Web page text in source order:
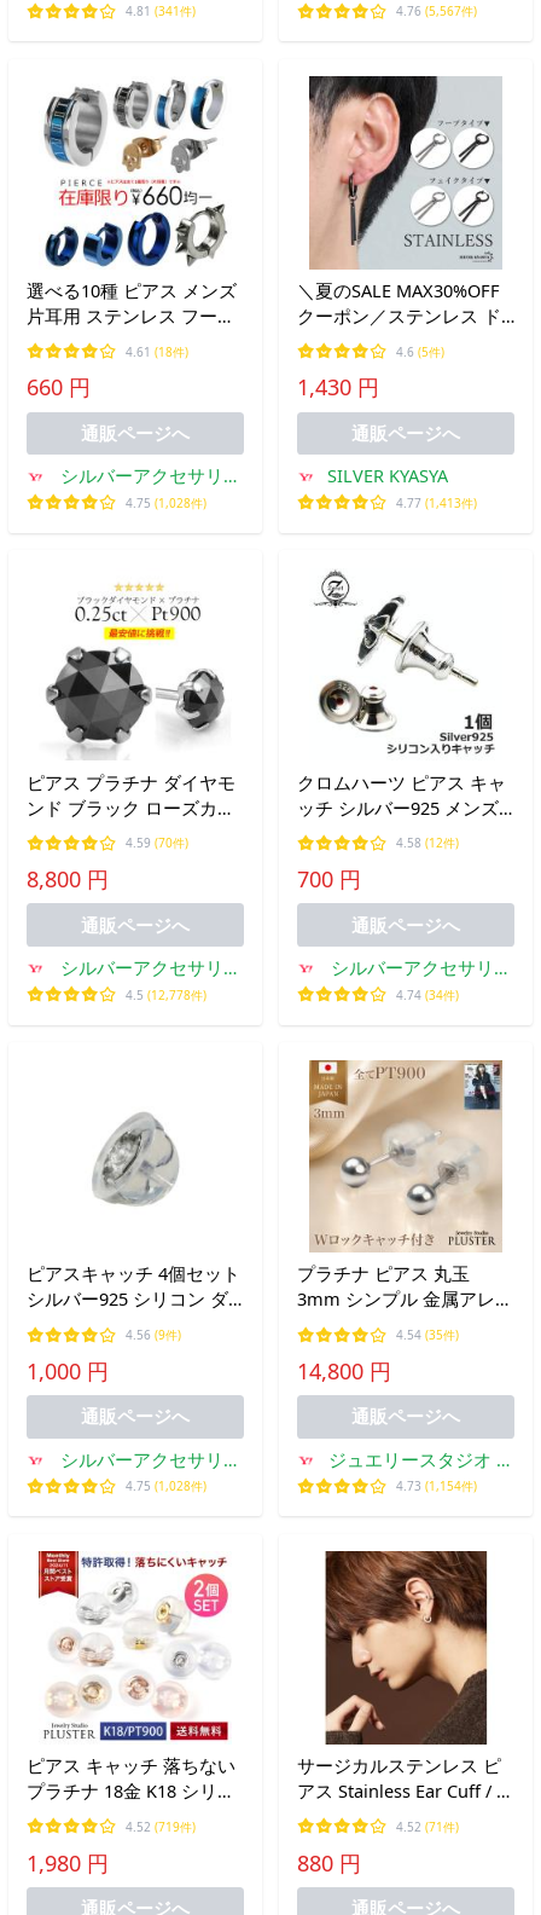
4.81 (341件) 4.76 (5,567件)
選べる10種 ピアス メンズ
片耳用 ステンレス フープ
ピアス スタッドピアス ロ
ーマ数字 スカル スタッズ
ブルー ブラック ゴールド
ナンバー ライン 10デザイ
4.61 (18件)
660 円
通販ページへ
シルバーアクセサリー
Binich
4.75 (1,028件)
＼夏のSALE MAX30%OFF
クーポン／ステンレス ド
ロップピアス スティック
ピアス フープピアス フェ
イクタイプ シルバー ブラ
ック 4タイプ 金アレ対応
4.6 (5件)
1,430 円
通販ページへ
SILVER KYASYA
4.77 (1,413件)
ピアス プラチナ ダイヤモ
ンド ブラック ローズカッ
ト 0.25ct pt900 メンズ レ
ディース pi0469 バラ売り
（片耳）
4.59 (70件)
8,800 円
通販ページへ
シルバーアクセサリー
2PIECES
4.5 (12,778件)
クロムハーツ ピアス キャ
ッチ シルバー925 メンズ
レディース シルバー９２
５ シリコン入りで外れに
くい 取れにくい 送料無料
ck2
4.58 (12件)
700 円
通販ページへ
シルバーアクセサリー
Zero-1
4.74 (34件)
ピアスキャッチ 4個セット
シルバー925 シリコン ダ
ブルロック 落ちにくい 外
れにくい キャッチャー 交
換用 金具 予備 留め具 ピ
アス部品 キャッチのみ 両
4.56 (9件)
1,000 円
通販ページへ
シルバーアクセサリー
Binich
4.75 (1,028件)
プラチナ ピアス 丸玉
3mm シンプル 金属アレル
ギー対応 ボールピアス セ
カンドピアス レディース
メンズ つけっぱなし ギフ
ト プレゼント
4.54 (35件)
14,800 円
通販ページへ
ジュエリースタジオ プ
ラスター
4.73 (1,154件)
ピアス キャッチ 落ちない
プラチナ 18金 K18 シリコ
ン ダブルロック アレルギ
ー対応 誕生日 プレゼント
女性 爆買
4.52 (719件)
1,980 円
通販ページへ
サージカルステンレス ピ
アス Stainless Ear Cuff / ス
テンレスイヤーカフ / ピア
ス（両耳用） メンズ レデ
ィース
4.52 (71件)
880 円
通販ページへ